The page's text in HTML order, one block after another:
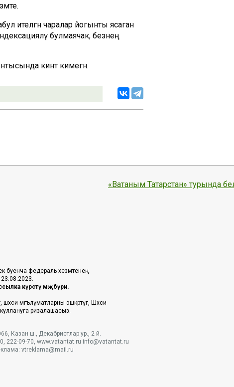
ителгән чаралар йогынты ясаган
булмаячак, безнең
кинәт кимегән.
буенча федераль хезмәтенең
күрсәтү мәҗбүри.
мәгълүматларны эшкәртүгә, Шәхси
куллануга ризалашасыз.
«Ватаным Татарстан» турында
Казан ш., Декабристлар ур., 2 й.
222-09-70, www.vatantat.ru info@vatantat.ru
vtreklama@mail.ru